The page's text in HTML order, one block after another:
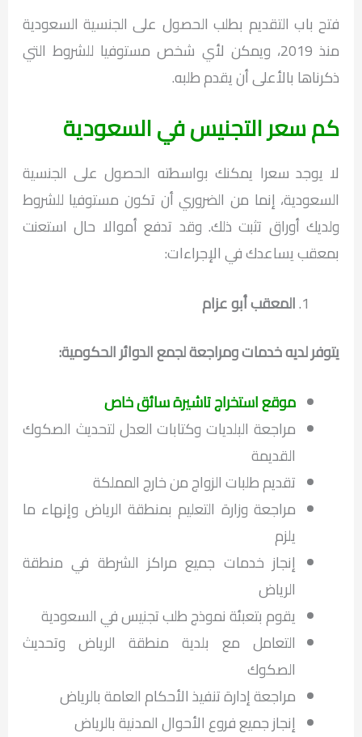
فتح باب التقديم بطلب الحصول على الجنسية السعودية
منذ 2019، ويمكن لأي شخص مستوفيا للشروط التي
ذكرناها بالأعلى أن يقدم طلبه.
كم سعر التجنيس في السعودية
لا يوجد سعرا يمكنك بواسطته الحصول على الجنسية
السعودية، إنما من الضروري أن تكون مستوفيا للشروط
ولديك أوراق تثبت ذلك. وقد تدفع أموالا حال استعنت
بمعقب يساعدك في الإجراءات:
المعقب أبو عزام
يتوفر لديه خدمات ومراجعة لجمع الدوائر الحكومية:
موقع استخراج تاشيرة سائق خاص
مراجعة البلديات وكتابات العدل لتحديث الصكوك
القديمة
تقديم طلبات الزواج من خارج المملكة
مراجعة وزارة التعليم بمنطقة الرياض وإنهاء ما
يلزم
إنجاز خدمات جميع مراكز الشرطة في منطقة
الرياض
يقوم بتعبئة نموذج طلب تجنيس في السعودية
التعامل مع بلدية منطقة الرياض وتحديث
الصكوك
مراجعة إدارة تنفيذ الأحكام العامة بالرياض
إنجاز جميع فروع الأحوال المدنية بالرياض